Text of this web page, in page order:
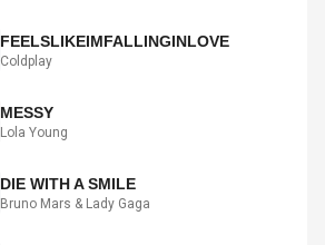
FEELSLIKEIMFALLINGINLOVE
Coldplay
MESSY
Lola Young
DIE WITH A SMILE
Bruno Mars & Lady Gaga